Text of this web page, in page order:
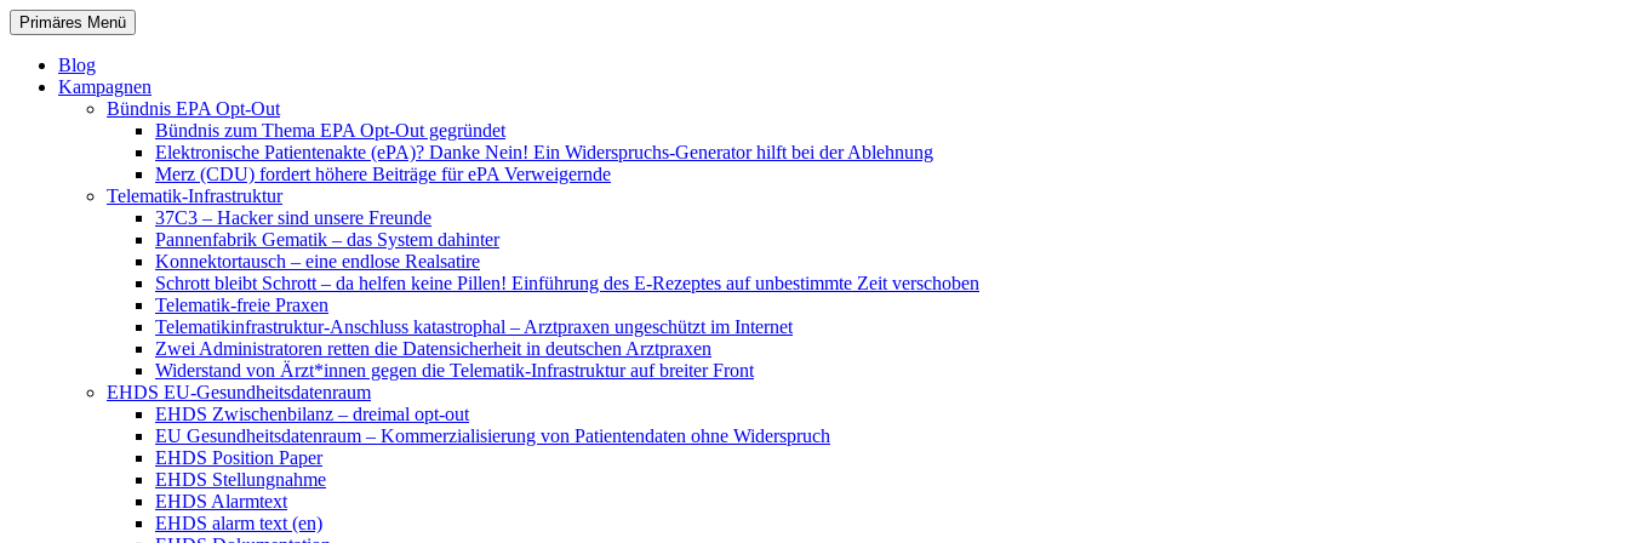
Zum
Inhalt
springen
patientenrechte-datenschutz.de
Suchen
Primäres Menü
Blog
Kampagnen
Bündnis EPA Opt-Out
Bündnis zum Thema EPA Opt-Out gegründet
Elektronische Patientenakte (ePA)? Danke Nein! Ein Widerspruchs-Generator hilft bei der Ablehnung
Merz (CDU) fordert höhere Beiträge für ePA Verweigernde
Telematik-Infrastruktur
37C3 – Hacker sind unsere Freunde
Pannenfabrik Gematik – das System dahinter
Konnektortausch – eine endlose Realsatire
Schrott bleibt Schrott – da helfen keine Pillen! Einführung des E-Rezeptes auf unbestimmte Zeit verschoben
Telematik-freie Praxen
Telematikinfrastruktur-Anschluss katastrophal – Arztpraxen ungeschützt im Internet
Zwei Administratoren retten die Datensicherheit in deutschen Arztpraxen
Widerstand von Ärzt*innen gegen die Telematik-Infrastruktur auf breiter Front
EHDS EU-Gesundheitsdatenraum
EHDS Zwischenbilanz – dreimal opt-out
EU Gesundheitsdatenraum – Kommerzialisierung von Patientendaten ohne Widerspruch
EHDS Position Paper
EHDS Stellungnahme
EHDS Alarmtext
EHDS alarm text (en)